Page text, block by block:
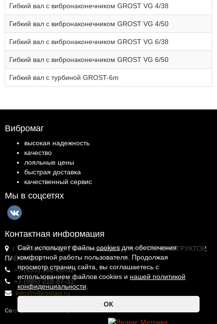
Гибкий вал с вибронаконечником GROST VG 4/38
Гибкий вал с вибронаконечником GROST VG 4/50
Гибкий вал с вибронаконечником GROST VG 6/38
Гибкий вал с вибронаконечником GROST VG 6/50
Гибкий вал с турбиной GROST-6m
Вибромаг
высокая надежность
качество
лояльные цены
быстрая доставка
качественный сервис
Мы в соцсетях
Контактная информация
г. Москва, МКАД, 25-й километр, 4, стр. 1, ТК КОНСТРУКТОР,
ПАВ.И-1.18
+7 (495) 988-06-02
+7 (985) 218-87-31
info@vibromag.ru
Copyright © 2026 Vibromag.RU
Сайт использует файлыcookiesдля обеспечения
комфортной работы пользователя. Продолжая
просмотр страниц сайта, вы соглашаетесь с
использованием файлов cookies и нашей политикой
конфиденциальности
ОК